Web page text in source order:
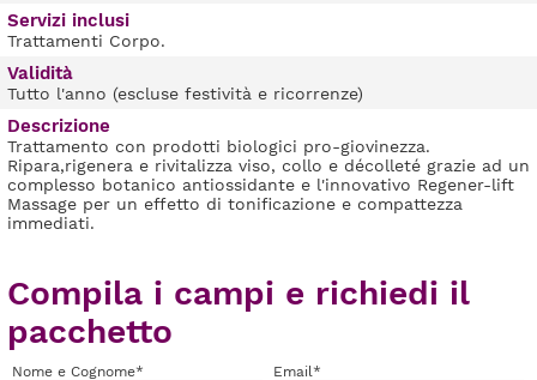
Servizi inclusi
Trattamenti Corpo.
Validità
Tutto l'anno (escluse festività e ricorrenze)
Descrizione
Trattamento con prodotti biologici pro-giovinezza.
Ripara,rigenera e rivitalizza viso, collo e décolleté grazie ad un
complesso botanico antiossidante e l'innovativo Regener-lift
Massage per un effetto di tonificazione e compattezza
immediati.
Compila i campi e richiedi il
pacchetto
Nome e Cognome* Email*